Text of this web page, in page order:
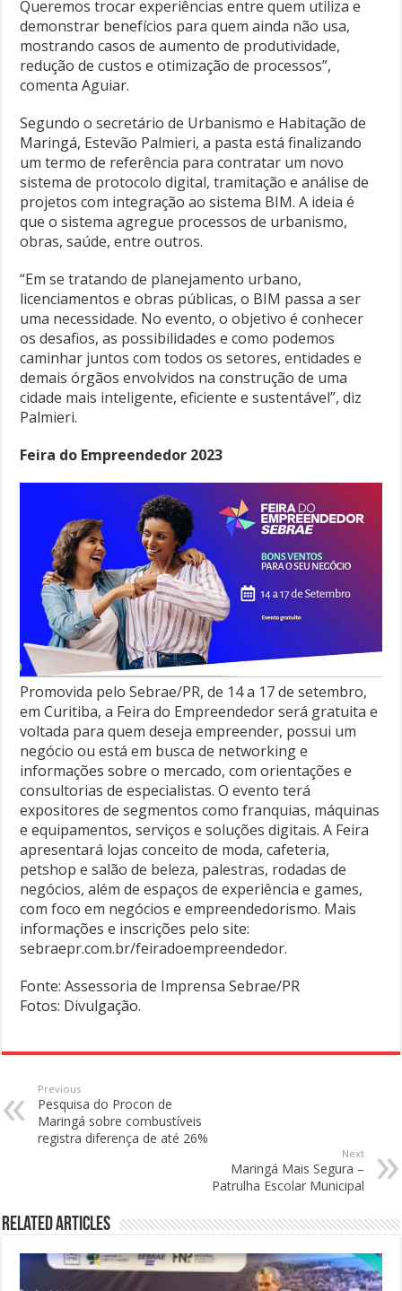
Queremos trocar experiências entre quem utiliza e
demonstrar benefícios para quem ainda não usa,
mostrando casos de aumento de produtividade,
redução de custos e otimização de processos”,
comenta Aguiar.
Segundo o secretário de Urbanismo e Habitação de
Maringá, Estevão Palmieri, a pasta está finalizando
um termo de referência para contratar um novo
sistema de protocolo digital, tramitação e análise de
projetos com integração ao sistema BIM. A ideia é
que o sistema agregue processos de urbanismo,
obras, saúde, entre outros.
“Em se tratando de planejamento urbano,
licenciamentos e obras públicas, o BIM passa a ser
uma necessidade. No evento, o objetivo é conhecer
os desafios, as possibilidades e como podemos
caminhar juntos com todos os setores, entidades e
demais órgãos envolvidos na construção de uma
cidade mais inteligente, eficiente e sustentável”, diz
Palmieri.
Feira do Empreendedor 2023
Promovida pelo Sebrae/PR, de 14 a 17 de setembro,
em Curitiba, a Feira do Empreendedor será gratuita e
voltada para quem deseja empreender, possui um
negócio ou está em busca de networking e
informações sobre o mercado, com orientações e
consultorias de especialistas. O evento terá
expositores de segmentos como franquias, máquinas
e equipamentos, serviços e soluções digitais. A Feira
apresentará lojas conceito de moda, cafeteria,
petshop e salão de beleza, palestras, rodadas de
negócios, além de espaços de experiência e games,
com foco em negócios e empreendedorismo. Mais
informações e inscrições pelo site:
sebraepr.com.br/feiradoempreendedor.
Fonte: Assessoria de Imprensa Sebrae/PR
Fotos: Divulgação.
Previous
Pesquisa do Procon de
Maringá sobre combustíveis
registra diferença de até 26%
Next
Maringá Mais Segura –
Patrulha Escolar Municipal
Related Articles